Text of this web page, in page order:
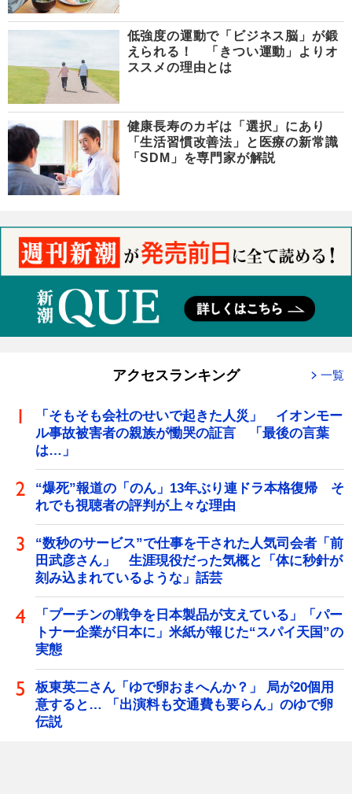
低強度の運動で「ビジネス脳」が鍛
えられる！ 「きつい運動」よりオ
ススメの理由とは
健康長寿のカギは「選択」にあり
「生活習慣改善法」と医療の新常識
「SDM」を専門家が解説
アクセスランキング 一覧
「そもそも会社のせいで起きた人災」 イオンモー
ル事故被害者の親族が慟哭の証言 「最後の言葉
は…」
“爆死”報道の「のん」13年ぶり連ドラ本格復帰 そ
れでも視聴者の評判が上々な理由
“数秒のサービス”で仕事を干された人気司会者「前
田武彦さん」 生涯現役だった気概と「体に秒針が
刻み込まれているような」話芸
「プーチンの戦争を日本製品が支えている」「パー
トナー企業が日本に」米紙が報じた“スパイ天国”の
実態
板東英二さん「ゆで卵おまへんか？」 局が20個用
意すると… 「出演料も交通費も要らん」のゆで卵
伝説